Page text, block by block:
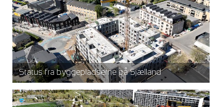
Status fra byggepladserne på Sjælland